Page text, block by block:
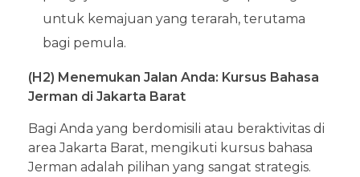
untuk kemajuan yang terarah, terutama
bagi pemula.
(H2) Menemukan Jalan Anda: Kursus Bahasa
Jerman di Jakarta Barat
Bagi Anda yang berdomisili atau beraktivitas di
area Jakarta Barat, mengikuti kursus bahasa
Jerman adalah pilihan yang sangat strategis.